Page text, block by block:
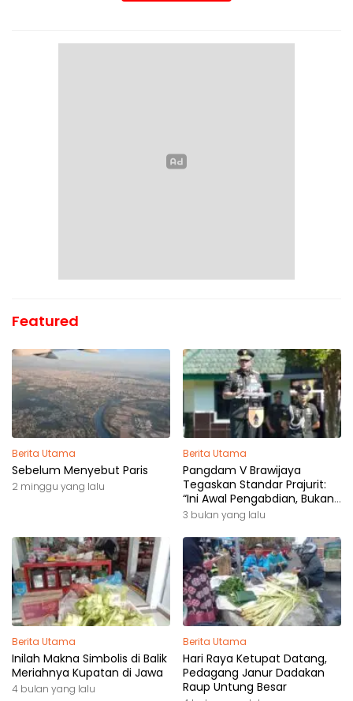
Featured
Berita Utama
Sebelum Menyebut Paris
2 minggu yang lalu
Berita Utama
Pangdam V Brawijaya
Tegaskan Standar Prajurit:
“Ini Awal Pengabdian, Bukan
Akhir Perjalanan”
3 bulan yang lalu
Berita Utama
Inilah Makna Simbolis di Balik
Meriahnya Kupatan di Jawa
4 bulan yang lalu
Berita Utama
Hari Raya Ketupat Datang,
Pedagang Janur Dadakan
Raup Untung Besar